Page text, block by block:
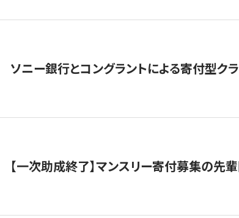
ソニー銀行とコングラントによる寄付型ク
【一次助成終了】マンスリー寄付募集の先